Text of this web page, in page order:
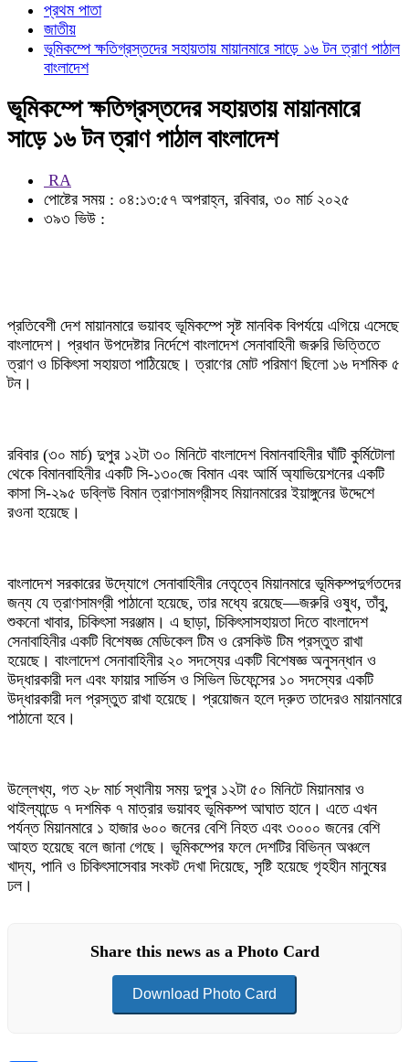
প্রথম পাতা
জাতীয়
ভূমিকম্পে ক্ষতিগ্রস্তদের সহায়তায় মায়ানমারে সাড়ে ১৬ টন ত্রাণ পাঠাল
বাংলাদেশ
ভূমিকম্পে ক্ষতিগ্রস্তদের সহায়তায় মায়ানমারে
সাড়ে ১৬ টন ত্রাণ পাঠাল বাংলাদেশ
RA
পোষ্টের সময় : ০৪:১৩:৫৭ অপরাহ্ন, রবিবার, ৩০ মার্চ ২০২৫
৩৯৩ ভিউ :
প্রতিবেশী দেশ মায়ানমারে ভয়াবহ ভূমিকম্পে সৃষ্ট মানবিক বিপর্যয়ে এগিয়ে এসেছে
বাংলাদেশ। প্রধান উপদেষ্টার নির্দেশে বাংলাদেশ সেনাবাহিনী জরুরি ভিত্তিতে
ত্রাণ ও চিকিৎসা সহায়তা পাঠিয়েছে। ত্রাণের মোট পরিমাণ ছিলো ১৬ দশমিক ৫
টন।
রবিবার (৩০ মার্চ) দুপুর ১২টা ৩০ মিনিটে বাংলাদেশ বিমানবাহিনীর ঘাঁটি কুর্মিটোলা
থেকে বিমানবাহিনীর একটি সি-১৩০জে বিমান এবং আর্মি অ্যাভিয়েশনের একটি
কাসা সি-২৯৫ ডব্লিউ বিমান ত্রাণসামগ্রীসহ মিয়ানমারের ইয়াঙ্গুনের উদ্দেশে
রওনা হয়েছে।
বাংলাদেশ সরকারের উদ্যোগে সেনাবাহিনীর নেতৃত্বে মিয়ানমারে ভূমিকম্পদুর্গতদের
জন্য যে ত্রাণসামগ্রী পাঠানো হয়েছে, তার মধ্যে রয়েছে—জরুরি ওষুধ, তাঁবু,
শুকনো খাবার, চিকিৎসা সরঞ্জাম। এ ছাড়া, চিকিৎসাসহায়তা দিতে বাংলাদেশ
সেনাবাহিনীর একটি বিশেষজ্ঞ মেডিকেল টিম ও রেসকিউ টিম প্রস্তুত রাখা
হয়েছে। বাংলাদেশ সেনাবাহিনীর ২০ সদস্যের একটি বিশেষজ্ঞ অনুসন্ধান ও
উদ্ধারকারী দল এবং ফায়ার সার্ভিস ও সিভিল ডিফেন্সের ১০ সদস্যের একটি
উদ্ধারকারী দল প্রস্তুত রাখা হয়েছে। প্রয়োজন হলে দ্রুত তাদেরও মায়ানমারে
পাঠানো হবে।
উল্লেখ্য, গত ২৮ মার্চ স্থানীয় সময় দুপুর ১২টা ৫০ মিনিটে মিয়ানমার ও
থাইল্যান্ডে ৭ দশমিক ৭ মাত্রার ভয়াবহ ভূমিকম্প আঘাত হানে। এতে এখন
পর্যন্ত মিয়ানমারে ১ হাজার ৬০০ জনের বেশি নিহত এবং ৩০০০ জনের বেশি
আহত হয়েছে বলে জানা গেছে। ভূমিকম্পের ফলে দেশটির বিভিন্ন অঞ্চলে
খাদ্য, পানি ও চিকিৎসাসেবার সংকট দেখা দিয়েছে, সৃষ্টি হয়েছে গৃহহীন মানুষের
ঢল।
Share this news as a Photo Card
Download Photo Card